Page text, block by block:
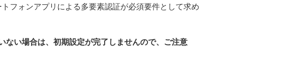
フォンアプリによる多要素認証が必須要件として求め
ない場合は、初期設定が完了しませんので、ご注意